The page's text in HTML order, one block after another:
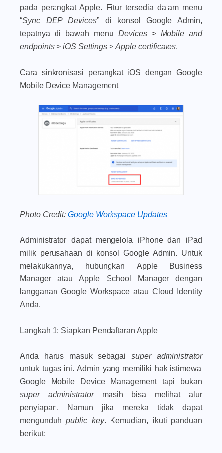
pada perangkat Apple. Fitur tersedia dalam menu
“Sync DEP Devices” di konsol Google Admin,
tepatnya di bawah menu Devices> Mobile and
endpoints > iOS Settings > Apple certificates.
Cara sinkronisasi perangkat iOS dengan Google
Mobile Device Management
Photo Credit: Google Workspace Updates
Administrator dapat mengelola iPhone dan iPad
milik perusahaan di konsol Google Admin. Untuk
melakukannya, hubungkan Apple Business
Manager atau Apple School Manager dengan
langganan Google Workspace atau Cloud Identity
Anda.
Langkah 1: Siapkan Pendaftaran Apple
Anda harus masuk sebagaisuper administrator
untuk tugas ini. Admin yang memiliki hak istimewa
Google Mobile Device Management tapi bukan
super administratormasih bisa melihat alur
penyiapan. Namun jika mereka tidak dapat
mengunduhpublic key. Kemudian, ikuti panduan
berikut: